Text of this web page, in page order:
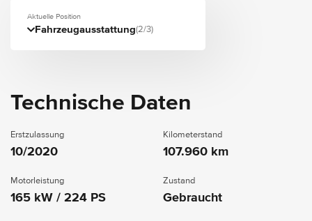
Aktuelle Position
Fahrzeugausstattung(2/3)
Technische Daten
Erstzulassung
10/2020
Kilometerstand
107.960 km
Motorleistung
165 kW / 224 PS
Zustand
Gebraucht